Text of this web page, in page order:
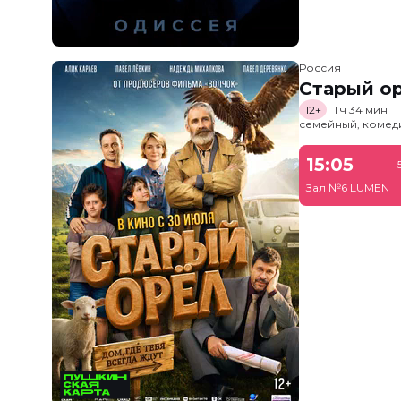
Россия
Старый
12+
1 ч 34 мин
семейный,
15:05
Зал №6 LUMEN